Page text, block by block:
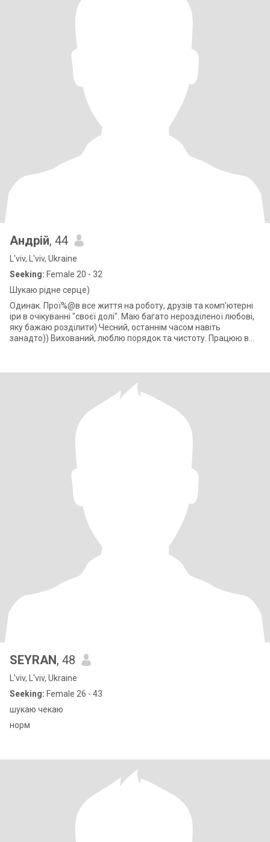
Андрій, 44
L'viv, L'viv, Ukraine
Seeking: Female 20 - 32
Шукаю рідне серце)
Одинак. Прої%@в все життя на роботу, друзів та комп'ютерні
іри в очікуванні "своєї долі". Маю багато нерозділеної любові,
яку бажаю розділити) Чесний, останнім часом навіть
занадто)) Вихований, люблю порядок та чистоту. Працюю в
SEYRAN, 48
L'viv, L'viv, Ukraine
Seeking: Female 26 - 43
шукаю чекаю
норм